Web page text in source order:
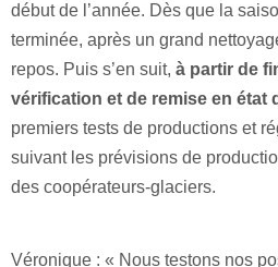
début de l’année. Dès que la
terminée, après un grand
repos. Puis s’en suit, à partir de
vérification et de remise en état
premiers tests de productions et
suivant les prévisions de
des coopérateurs-glaciers.
Véronique : « Nous testons nos